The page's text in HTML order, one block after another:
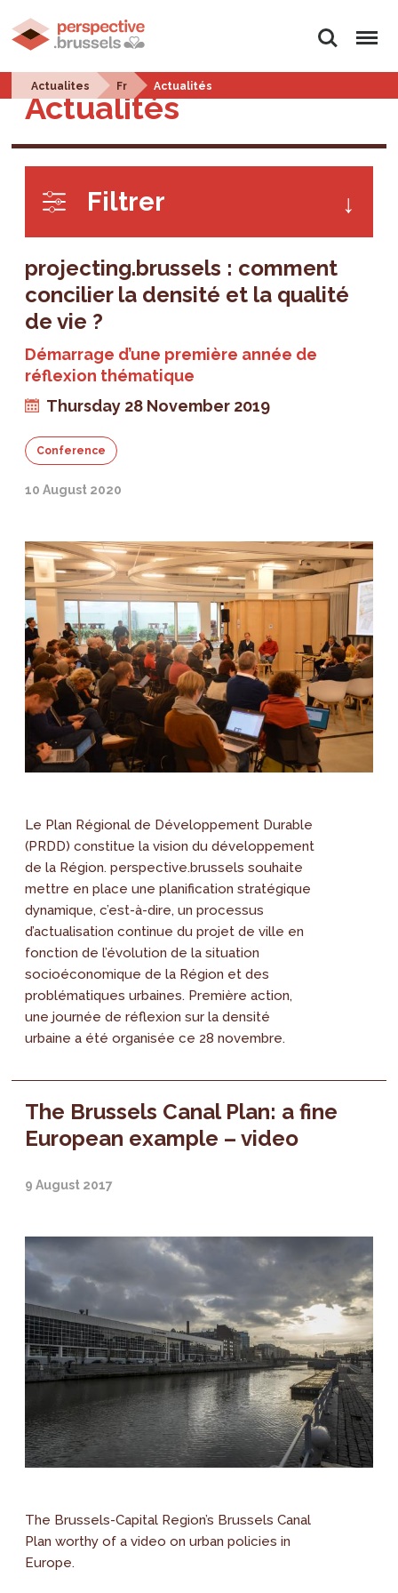
Search Menu
Actualites Fr Actualités
Actualités
Filtrer
projecting.brussels : comment
concilier la densité et la qualité
de vie ?
Démarrage d’une première année de
réflexion thématique
Thursday 28 November 2019
Conference
10 August 2020
Le Plan Régional de Développement Durable
(PRDD) constitue la vision du développement
de la Région. perspective.brussels souhaite
mettre en place une planification stratégique
dynamique, c’est-à-dire, un processus
d’actualisation continue du projet de ville en
fonction de l’évolution de la situation
socioéconomique de la Région et des
problématiques urbaines. Première action,
une journée de réflexion sur la densité
urbaine a été organisée ce 28 novembre.
The Brussels Canal Plan: a fine
European example – video
9 August 2017
The Brussels-Capital Region’s Brussels Canal
Plan worthy of a video on urban policies in
Europe.